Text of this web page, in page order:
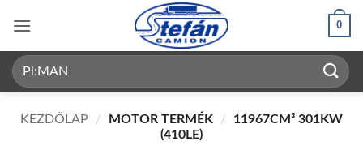
content
0
Keresés
a
KEZDŐLAP / MOTOR TERMÉK /
11967CM³ 301KW
(410LE)